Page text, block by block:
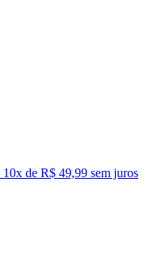
10x de R$ 49,99 sem juros